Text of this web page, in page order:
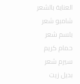
العناية بالشعر
شامبو شعر
بلسم شعر
حمام كريم
سيرم شعر
بديل زيت